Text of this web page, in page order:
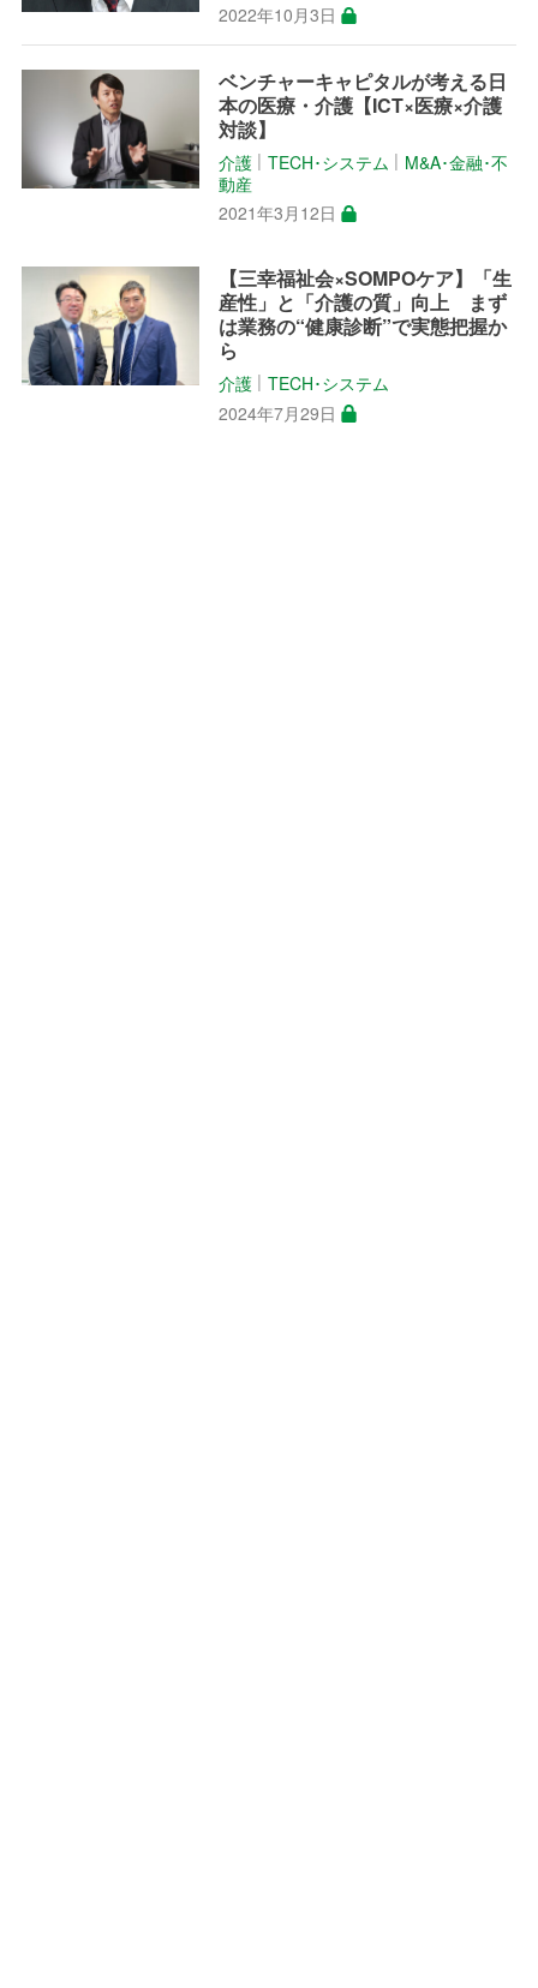
2022年10月3日
ベンチャーキャピタルが考える日
本の医療・介護【ICT×医療×介護
対談】
介護 │TECH･システム │ M&A･金融･不
動産
2021年3月12日
【三幸福祉会×SOMPOケア】「生
産性」と「介護の質」向上 まず
は業務の“健康診断”で実態把握か
ら
介護 │TECH･システム
2024年7月29日